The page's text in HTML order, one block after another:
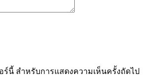
นี้ สำหรับการแสดงความเห็นครั้งถัดไป